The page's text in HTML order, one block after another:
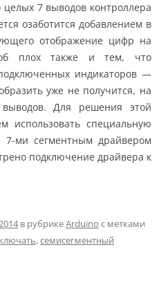
целых 7 выводов контроллера
озаботится добавлением в
отображение цифр на
плох также и тем, что
индикаторов —
уже не получится, на
выводов. Для решения этой
использовать специальную
7-ми сегментным драйвером
подключение драйвера к
в рубрикеArduino с метками
,семисегментный